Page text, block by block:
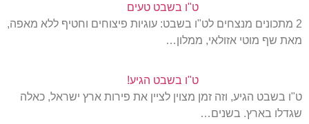
ט"ו בשבט טעים
2 מתכונים מנצחים לט"ו בשבט: עוגיות פיצוחים וחטיף ללא מאפה,
מאת שף מוטי אזולאי, ממלון…
ט"ו בשבט הגיע!
ט"ו בשבט הגיע, וזה זמן מצוין לציין את פירות ארץ ישראל, כאלה
שגדלו בארץ. בשנים…